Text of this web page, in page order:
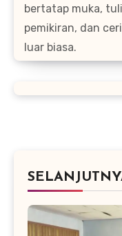
bertatap muka,
pemikiran, dan
luar biasa.